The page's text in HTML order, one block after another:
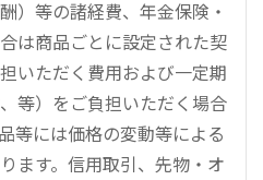
）等の諸経費、年金保険・
は商品ごとに設定された契
いただく費用および一定期
等）をご負担いただく場合
等には価格の変動等による
ます。信用取引、先物・オ